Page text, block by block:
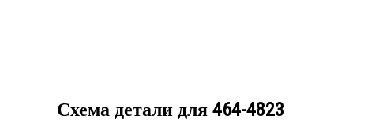
Схема детали для 464-4823